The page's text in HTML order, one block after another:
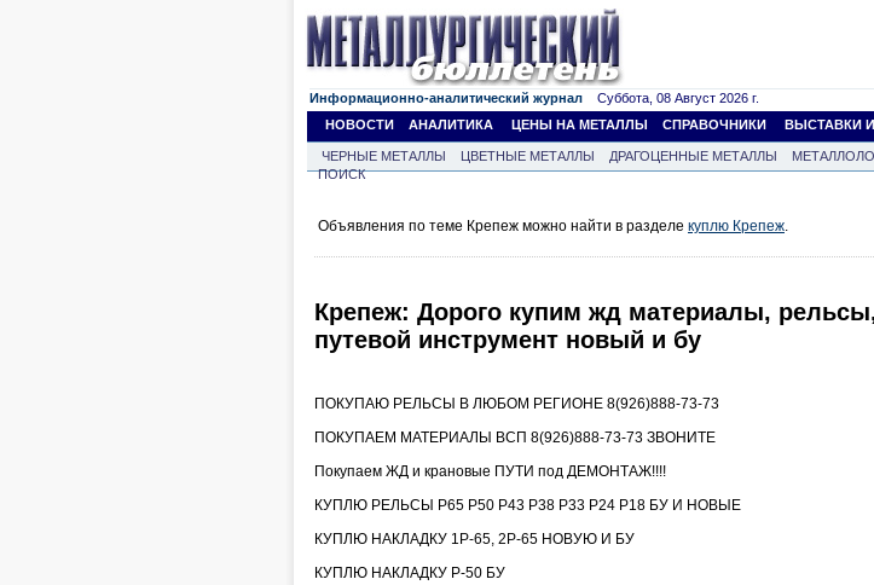
Информационно-аналитический журнал Суббота, 08 Август 2026 г.
НОВОСТИ
АНАЛИТИКА ЦЕНЫ НА МЕТАЛЛЫ СПРАВОЧНИКИ ВЫСТАВКИ
ЧЕРНЫЕ МЕТАЛЛЫ ЦВЕТНЫЕ МЕТАЛЛЫ ДРАГОЦЕННЫЕ МЕТАЛЛЫ
ПОИСК
Объявления по теме Крепеж можно найти в разделе куплю Крепеж.
Крепеж: Дорого купим жд материалы,
путевой инструмент новый и бу
ПОКУПАЮ РЕЛЬСЫ В ЛЮБОМ РЕГИОНЕ 8(926)888-73-73
ПОКУПАЕМ МАТЕРИАЛЫ ВСП 8(926)888-73-73 ЗВОНИТЕ
Покупаем ЖД и крановые ПУТИ под ДЕМОНТАЖ!!!!
КУПЛЮ РЕЛЬСЫ Р65 Р50 Р43 Р38 Р33 Р24 Р18 БУ И НОВЫЕ
КУПЛЮ НАКЛАДКУ 1Р-65, 2Р-65 НОВУЮ И БУ
КУПЛЮ НАКЛАДКУ Р-50 БУ